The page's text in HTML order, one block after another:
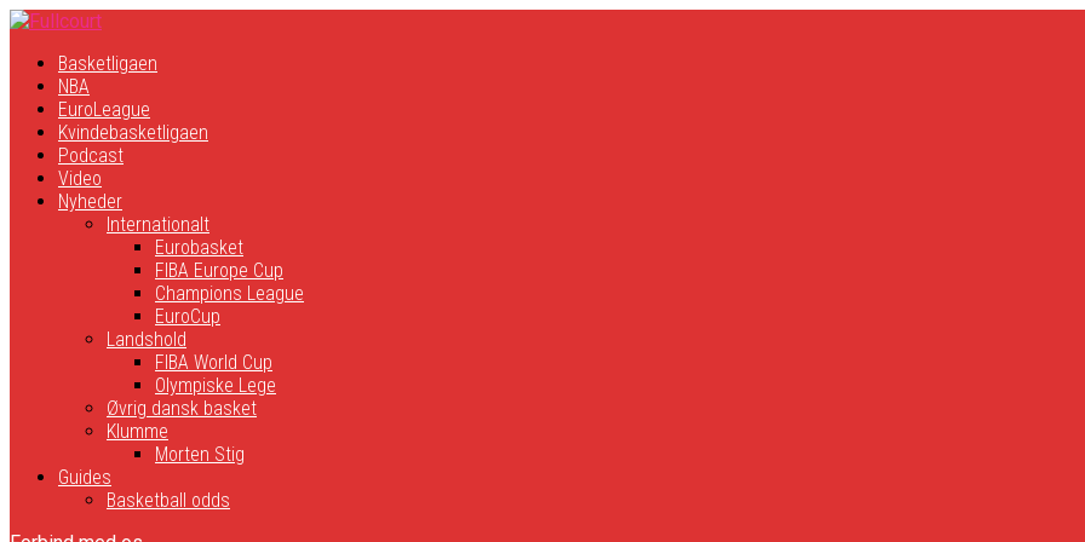
Basketligaen
NBA
EuroLeague
Kvindebasketligaen
Podcast
Video
Nyheder
Internationalt
Eurobasket
FIBA Europe Cup
Champions League
EuroCup
Landshold
FIBA World Cup
Olympiske Lege
Øvrig dansk basket
Klumme
Morten Stig
Guides
Basketball odds